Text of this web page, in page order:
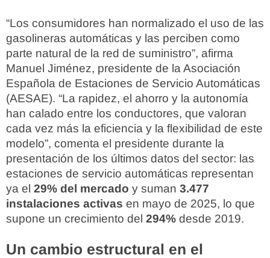
“Los consumidores han normalizado el uso de las
gasolineras automáticas y las perciben como
parte natural de la red de suministro”, afirma
Manuel Jiménez, presidente de la Asociación
Española de Estaciones de Servicio Automáticas
(AESAE). “La rapidez, el ahorro y la autonomía
han calado entre los conductores, que valoran
cada vez más la eficiencia y la flexibilidad de este
modelo”, comenta el presidente durante la
presentación de los últimos datos del sector: las
estaciones de servicio automáticas representan
ya el 29% del mercado y suman 3.477
instalaciones activas en mayo de 2025, lo que
supone un crecimiento del 294% desde 2019.
Un cambio estructural en el